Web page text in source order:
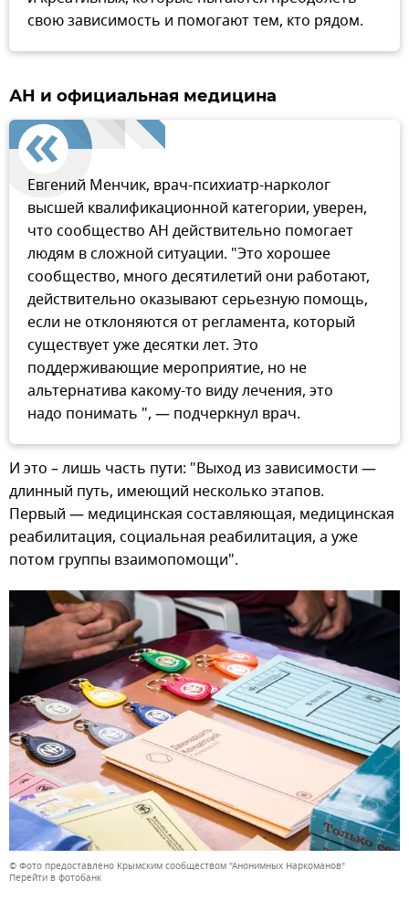
свою зависимость и помогают тем, кто рядом.
АН и официальная медицина
Евгений Менчик, врач-психиатр-нарколог
высшей квалификационной категории, уверен,
что сообщество АН действительно помогает
людям в сложной ситуации. "Это хорошее
сообщество, много десятилетий они работают,
действительно оказывают серьезную помощь,
если не отклоняются от регламента, который
существует уже десятки лет. Это
поддерживающие мероприятие, но не
альтернатива какому-то виду лечения, это
надо понимать ", — подчеркнул врач.
И это – лишь часть пути: "Выход из зависимости —
длинный путь, имеющий несколько этапов.
Первый — медицинская составляющая, медицинская
реабилитация, социальная реабилитация, а уже
потом группы взаимопомощи".
© Фото предоставлено Крымским сообществом "Анонимных Наркоманов"
Перейти в фотобанк